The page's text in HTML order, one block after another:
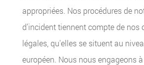
appropriées. Nos procédures de
d’incident tiennent compte de nos
légales, qu'elles se situent au
européen. Nous nous engageons